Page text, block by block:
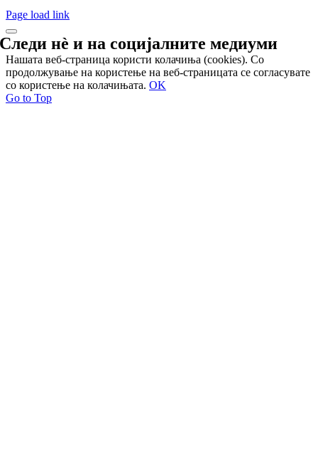
Page load link
Следи нѐ и насоцијалните медиуми
Нашата веб-страница користи колачиња (cookies). Со
продолжување на користење на веб-страницата се согласувате
со користење на колачињата. OK
Go to Top